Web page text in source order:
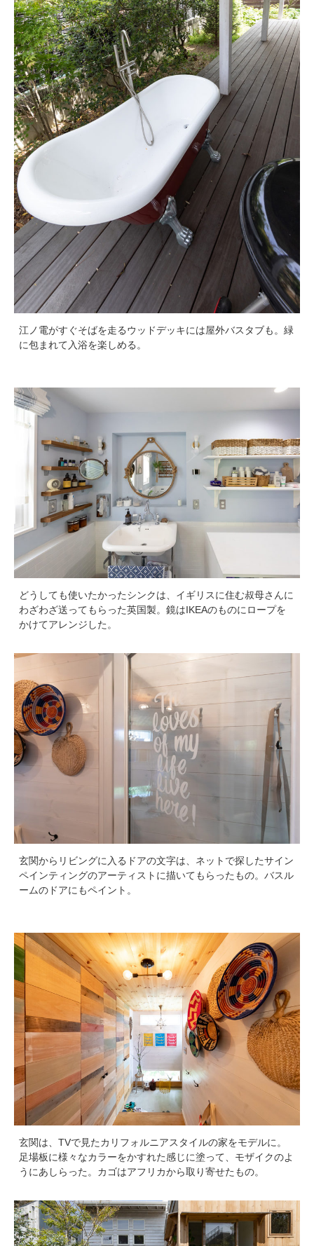
江ノ電がすぐそばを走るウッドデッキには屋外バスタブも。緑
に包まれて入浴を楽しめる。
どうしても使いたかったシンクは、イギリスに住む叔母さんに
わざわざ送ってもらった英国製。鏡はIKEAのものにロープを
かけてアレンジした。
玄関からリビングに入るドアの文字は、ネットで探したサイン
ペインティングのアーティストに描いてもらったもの。バスル
ームのドアにもペイント。
玄関は、TVで見たカリフォルニアスタイルの家をモデルに。
足場板に様々なカラーをかすれた感じに塗って、モザイクのよ
うにあしらった。カゴはアフリカから取り寄せたもの。